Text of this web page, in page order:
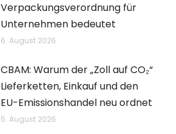
Verpackungsverordnung für
Unternehmen bedeutet
6. August 2026
CBAM: Warum der „Zoll auf CO₂“
Lieferketten, Einkauf und den
EU-Emissionshandel neu ordnet
5. August 2026